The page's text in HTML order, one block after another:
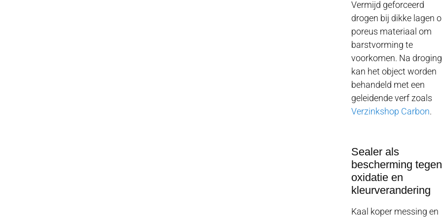
Vermijd geforceerd
drogen bij dikke lagen
poreus materiaal om
barstvorming te
voorkomen. Na droging
kan het object worden
behandeld met een
geleidende verf zoals
Verzinkshop Carbon.
Sealer als
bescherming tegen
oxidatie en
kleurverandering
Kaal koper messing en